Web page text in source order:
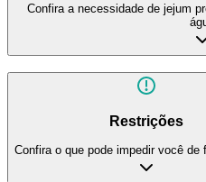
Confira a necessidade de jejum
Restrições
Confira o que pode impedir você de